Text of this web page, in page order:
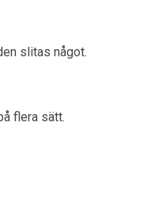
slitas något.
flera sätt.